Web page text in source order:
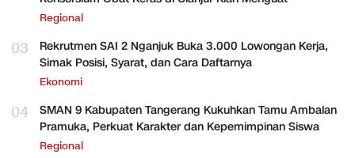
Regional
03
Rekrutmen SAI 2 Nganjuk Buka 3.000 Lowongan Kerja,
Simak Posisi, Syarat, dan Cara Daftarnya
Ekonomi
04
SMAN 9 Kabupaten Tangerang Kukuhkan Tamu Ambalan
Pramuka, Perkuat Karakter dan Kepemimpinan Siswa
Regional